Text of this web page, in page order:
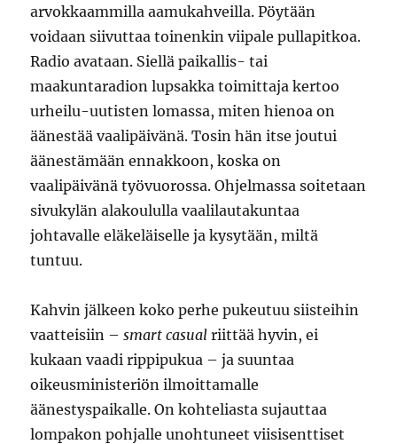
arvokkaammilla aamukahveilla. Pöytään
voidaan siivuttaa toinenkin viipale pullapitkoa.
Radio avataan. Siellä paikallis- tai
maakuntaradion lupsakka toimittaja kertoo
urheilu-uutisten lomassa, miten hienoa on
äänestää vaalipäivänä. Tosin hän itse joutui
äänestämään ennakkoon, koska on
vaalipäivänä työvuorossa. Ohjelmassa soitetaan
sivukylän alakoululla vaalilautakuntaa
johtavalle eläkeläiselle ja kysytään, miltä
tuntuu.
Kahvin jälkeen koko perhe pukeutuu siisteihin
vaatteisiin –smart casual riittää hyvin, ei
kukaan vaadi rippipukua – ja suuntaa
oikeusministeriön ilmoittamalle
äänestyspaikalle. On kohteliasta sujauttaa
lompakon pohjalle unohtuneet viisisenttiset